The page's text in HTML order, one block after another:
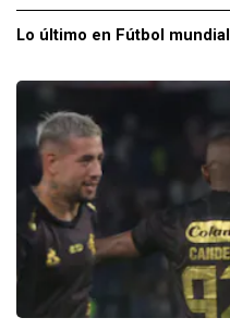
Lo último en Fútbol mundial